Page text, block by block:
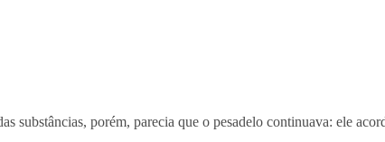
porém, parecia que o pesadelo continuava: ele